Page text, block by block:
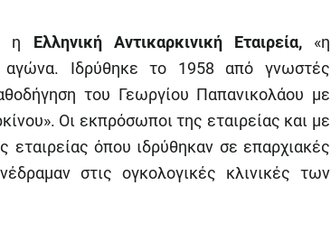
η Ελληνική Αντικαρκινική Εταιρεία,«η
αγώνα. Ιδρύθηκε το 1958 από γνωστές
του Γεωργίου Παπανικολάου με
Οι εκπρόσωποι της εταιρείας και με
εταιρείας όπου ιδρύθηκαν σε επαρχιακές
στις ογκολογικές κλινικές των